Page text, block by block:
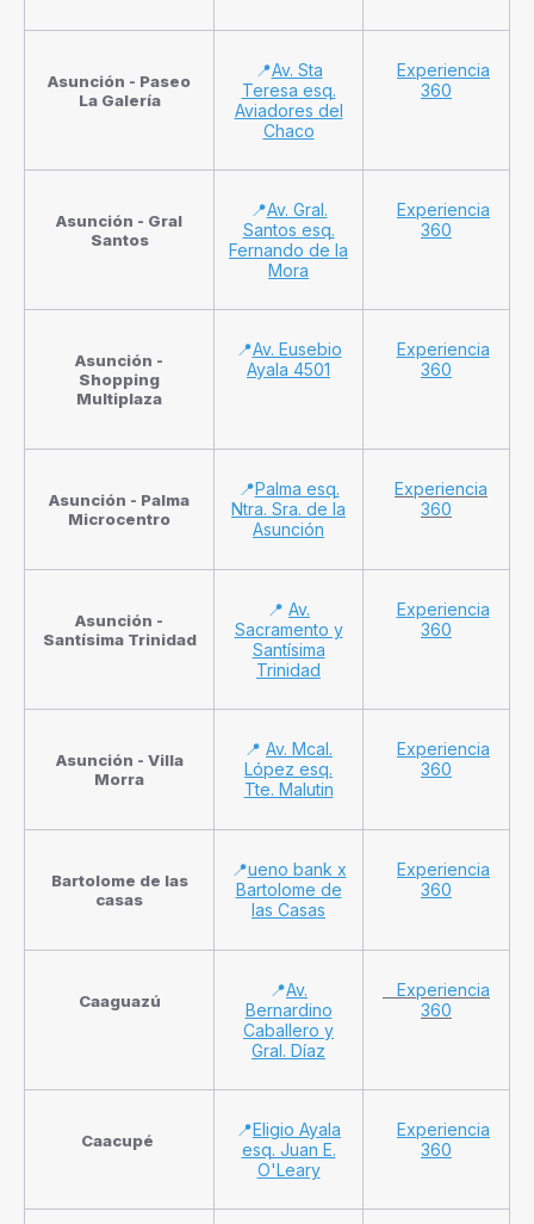
Asunción - Paseo
La Galería
📍Av. Sta
Teresa esq.
Aviadores del
Chaco
Experiencia
360
Asunción - Gral
Santos
📍Av. Gral.
Santos esq.
Fernando de la
Mora
Experiencia
360
Asunción -
Shopping
Multiplaza
📍Av. Eusebio
Ayala 4501
Experiencia
360
Asunción - Palma
Microcentro
📍Palma esq.
Ntra. Sra. de la
Asunción
Experiencia
360
Asunción -
Santísima Trinidad
📍 Av.
Sacramento y
Santísima
Trinidad
Experiencia
360
Asunción - Villa
Morra
📍 Av. Mcal.
López esq.
Tte. Malutin
Experiencia
360
Bartolome de las
casas
📍ueno bank x
Bartolome de
las Casas
Experiencia
360
Caaguazú
📍Av.
Bernardino
Caballero y
Gral. Díaz
Experiencia
360
Caacupé
📍Eligio Ayala
esq. Juan E.
O'Leary
Experiencia
360